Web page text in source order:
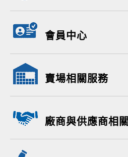
會員中心
賣場相關服務
廠商與供應商相關